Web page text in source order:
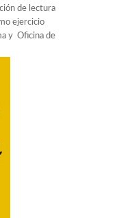
de lectura
ejercicio
y Oficina de